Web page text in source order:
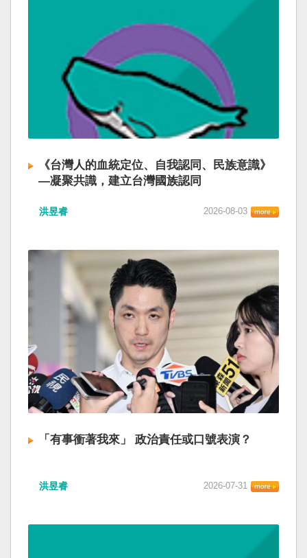
《台灣人的血統定位、自我認同、民族意識》
—凝聚共識，建立台灣國族認同
洪昱睿 2026-08-03
「有事衝著我來」 政治責任或口號表演？
洪昱睿 2026-07-31